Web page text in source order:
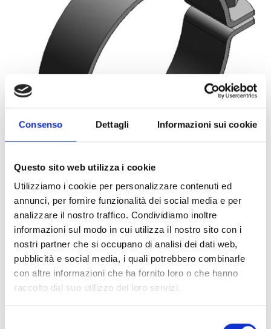
Consenso Dettagli Informazioni sui cookie
Questo sito web utilizza i cookie
Utilizziamo i cookie per personalizzare contenuti ed
annunci, per fornire funzionalità dei social media e per
analizzare il nostro traffico. Condividiamo inoltre
informazioni sul modo in cui utilizza il nostro sito con i
nostri partner che si occupano di analisi dei dati web,
pubblicità e social media, i quali potrebbero combinarle
con altre informazioni che ha fornito loro o che hanno
raccolto dal suo utilizzo dei loro servizi.
0072955
Collare Titan HD 1/2" 324
Per visualizzare i prezzi e acquistare, devi
effettuare il login.